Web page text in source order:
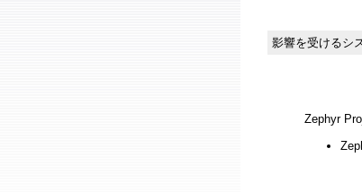
影響を受けるシ
Zephyr